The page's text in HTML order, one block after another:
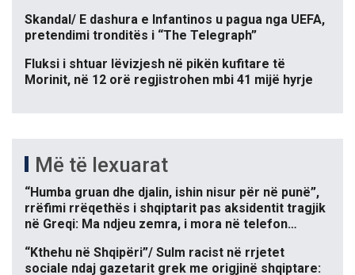
Skandal/ E dashura e Infantinos u pagua nga UEFA,
pretendimi tronditës i “The Telegraph”
Fluksi i shtuar lëvizjesh në pikën kufitare të
Morinit, në 12 orë regjistrohen mbi 41 mijë hyrje
Më të lexuarat
“Humba gruan dhe djalin, ishin nisur për në punë”,
rrëfimi rrëqethës i shqiptarit pas aksidentit tragjik
në Greqi: Ma ndjeu zemra, i mora në telefon…
“Kthehu në Shqipëri”/ Sulm racist në rrjetet
sociale ndaj gazetarit grek me origjinë shqiptare: